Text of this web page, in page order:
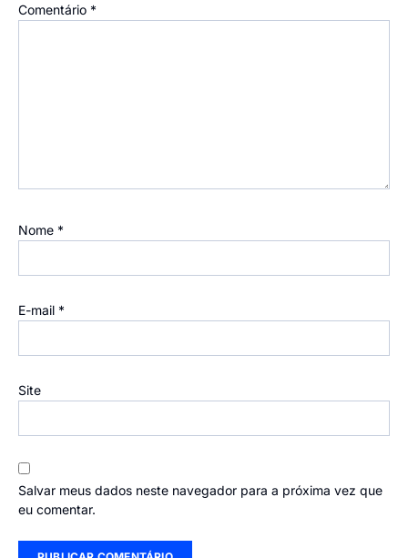
Comentário *
Nome *
E-mail *
Site
Salvar meus dados neste navegador para a próxima vez que
eu comentar.